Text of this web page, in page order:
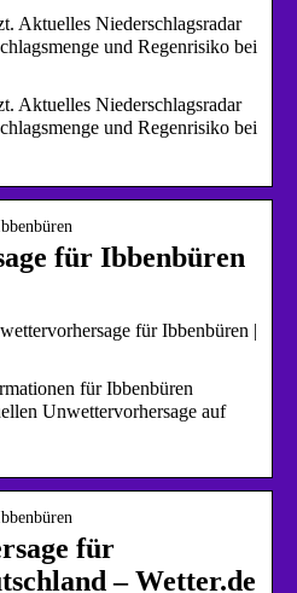
Aktuelles Niederschlagsradar
und Regenrisiko bei
Aktuelles Niederschlagsradar
und Regenrisiko bei
für Ibbenbüren
für Ibbenbüren |
für Ibbenbüren
Unwettervorhersage auf
für
– Wetter.de